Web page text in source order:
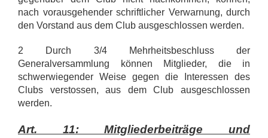
nach vorausgehender schriftlicher Verwarnung, durch
den Vorstand aus dem Club ausgeschlossen werden.
2 Durch 3/4 Mehrheitsbeschluss der
Generalversammlung können Mitglieder, die in
schwerwiegender Weise gegen die Interessen des
Clubs verstossen, aus dem Club ausgeschlossen
werden.
Art. 11: Mitgliederbeiträge und